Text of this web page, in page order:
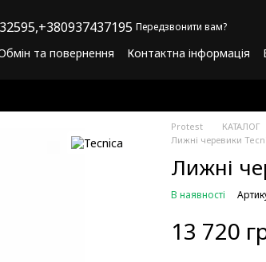
+380937437195 Передзвонити вам?
та повернення Контактна інформація
Protest КАТАЛОГ
Лижні черевики
Лижні
В наявності
13 720